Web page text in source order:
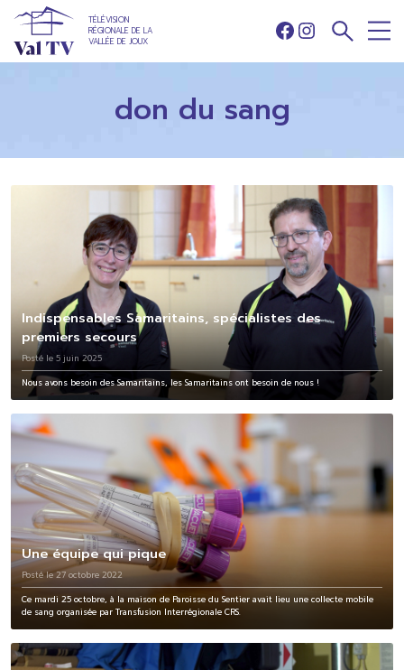
TÉLÉVISION
RÉGIONALE DE LA
VALLÉE DE JOUX
Facebook
Instagram
don du sang
Indispensables Samaritains, spécialistes des
premiers secours
Posté le 5 juin 2025
Nous avons besoin des Samaritains, les Samaritains ont besoin de nous !
Une équipe qui pique
Posté le 27 octobre 2022
Ce mardi 25 octobre, à la maison de Paroisse du Sentier avait lieu une collecte mobile
de sang organisée par Transfusion Interrégionale CRS.